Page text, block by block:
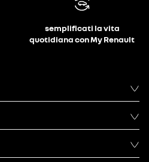
semplificati la vita
quotidiana con My Renault